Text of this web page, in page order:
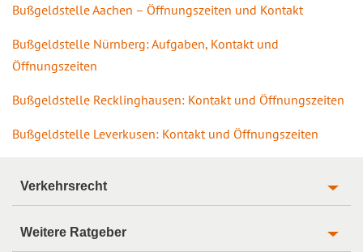
Bußgeldstelle Aachen – Öffnungszeiten und Kontakt
Bußgeldstelle Nürnberg: Aufgaben, Kontakt und
Öffnungszeiten
Bußgeldstelle Recklinghausen: Kontakt und Öffnungszeiten
Bußgeldstelle Leverkusen: Kontakt und Öffnungszeiten
Verkehrsrecht
Weitere Ratgeber